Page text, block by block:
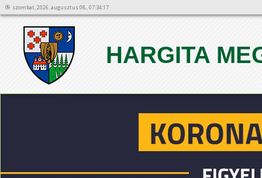
szombat, 2026. augusztus 08., 07:34:17
HARGITA